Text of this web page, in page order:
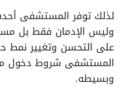
لذلك توفر المستشفى
وليس الإدمان فقط بل
على التحسن وتغيير نمط
المستشفى شروط دخول
وبسيطه.